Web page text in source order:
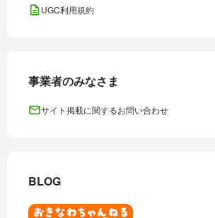
UGC利用規約
事業者のみなさま
サイト掲載に関するお問い合わせ
BLOG